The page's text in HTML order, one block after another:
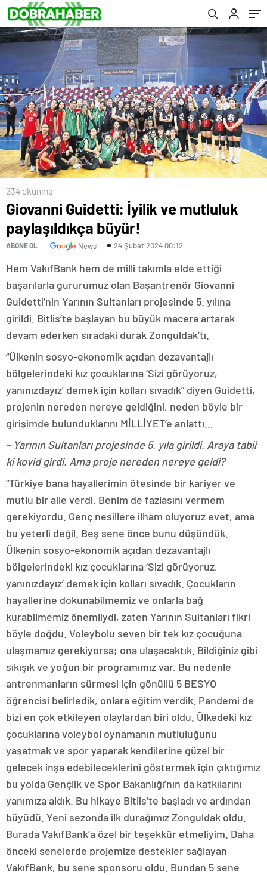
234 okunma
Giovanni Guidetti: İyilik ve mutluluk
paylaşıldıkça büyür!
ABONE OL News 24 Şubat 2024 00:12
Hem VakıfBank hem de milli takımla elde ettiği
başarılarla gururumuz olan Başantrenör Giovanni
Guidetti’nin Yarının Sultanları projesinde 5. yılına
girildi. Bitlis’te başlayan bu büyük macera artarak
devam ederken sıradaki durak Zonguldak’tı.
“Ülkenin sosyo-ekonomik açıdan dezavantajlı
bölgelerindeki kız çocuklarına ‘Sizi görüyoruz,
yanınızdayız’ demek için kolları sıvadık” diyen Guidetti,
projenin nereden nereye geldiğini, neden böyle bir
girişimde bulunduklarını MİLLİYET’e anlattı…
– Yarının Sultanları projesinde 5. yıla girildi. Araya tabii
ki kovid girdi. Ama proje nereden nereye geldi?
“Türkiye bana hayallerimin ötesinde bir kariyer ve
mutlu bir aile verdi. Benim de fazlasını vermem
gerekiyordu. Genç nesillere ilham oluyoruz evet, ama
bu yeterli değil. Beş sene önce bunu düşündük.
Ülkenin sosyo-ekonomik açıdan dezavantajlı
bölgelerindeki kız çocuklarına ‘Sizi görüyoruz,
yanınızdayız’ demek için kolları sıvadık. Çocukların
hayallerine dokunabilmemiz ve onlarla bağ
kurabilmemiz önemliydi, zaten Yarının Sultanları fikri
böyle doğdu. Voleybolu seven bir tek kız çocuğuna
ulaşmamız gerekiyorsa; ona ulaşacaktık. Bildiğiniz gibi
sıkışık ve yoğun bir programımız var. Bu nedenle
antrenmanların sürmesi için gönüllü 5 BESYO
öğrencisi belirledik, onlara eğitim verdik. Pandemi de
bizi en çok etkileyen olaylardan biri oldu. Ülkedeki kız
çocuklarına voleybol oynamanın mutluluğunu
yaşatmak ve spor yaparak kendilerine güzel bir
gelecek inşa edebileceklerini göstermek için çıktığımız
bu yolda Gençlik ve Spor Bakanlığı’nın da katkılarını
yanımıza aldık. Bu hikaye Bitlis’te başladı ve ardından
büyüdü. Yeni sezonda ilk durağımız Zonguldak oldu.
Burada VakıfBank’a özel bir teşekkür etmeliyim. Daha
önceki senelerde projemize destekler sağlayan
VakıfBank, bu sene sponsoru oldu. Bundan 5 sene